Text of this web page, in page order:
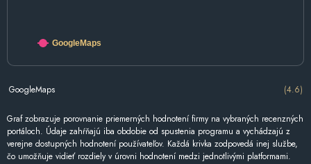
GoogleMaps
GoogleMaps (4.6)
Graf zobrazuje porovnanie priemerných hodnotení firmy na vybraných recenzných
portáloch. Údaje zahŕňajú iba obdobie od spustenia programu a vychádzajú z
verejne dostupných hodnotení používateľov. Každá krivka zodpovedá inej službe,
čo umožňuje vidieť rozdiely v úrovni hodnotení medzi jednotlivými platformami.